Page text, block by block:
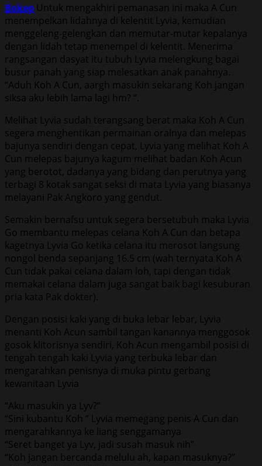
Bokep Untuk mengakhiri pemanasan ini maka A Cun
menempelkan lidahnya di kelentit Lyvia, kemudian
menggeleng-gelengkan dan memutar-mutar kepalanya
dengan lidah tetap menempel di kelentit. Menerima
rangsangan dasyat itu tubuh Lyvia melengkung bagai
busur panah yang siap melesatkan anak panahnya.
“Aduh Koh A Cun, aargh masukin sekarang Koh jangan
siksa aku lebih lama lagi hm? “.
Melihat Lyvia sudah terangsang berat maka Koh A Cun
segera menghentikan permainan oralnya dan melepas
bajunya sendiri dengan cepat, Lyvia yang melihat Koh A
Cun melepas bajunya kagum melihat badan Koh Acun
yang berotot, dadanya yang bidang dan perutnya yang
terbagi 8 kotak sangat seksi di mata Lyvia yang biasanya
melayani Pak Angkoro yang gendut.
Semakin bernafsu untuk segera bersetubuh maka Lyvia
Go membantu melepas celana Koh A Cun dan betapa
kagetnya Lyvia Go ketika celana itu merosot langsung
nongol benda sepanjang 16.5 cm (wah ternyata Koh A
Cun tidak pakai celana dalam loh, tapi dengan tidak
memakai celana dalam juga sangat baik bagi kesuburan
pria kata Pak dokter).
Dengan posisi kaki yang di buka lebar lebar, Lyvia
menanti Koh Acun sambil tangan kanannya menggosok
gosok klitorisnya sendiri, Koh Acun mengambil posisi di
tengah tengah kaki Lyvia yang terbuka lebar dan
mengarahkan penisnya di muka pintu gerbang
kewanitaan Lyvia
“Aku masukin ya Lyv?”
“Sini kubantu Koh ” Lyvia memegang penis A Cun dan
mengarahkannya ke liang senggamanya
“Seret banget ya Lyv, jadi susah masuk nih”
“Koh jangan bercanda melulu ah, kapan masuknya?”